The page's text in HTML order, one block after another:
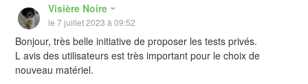
Visière Noire
le 7 juillet 2023 à 09:52
Bonjour, très belle initiative de proposer les tests privés.
L avis des utilisateurs est très important pour le choix de
nouveau matériel.